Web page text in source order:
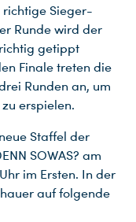
richtige Sieger-
Runde wird der
getippt
Finale treten die
Runden an, um
erspielen.
Staffel der
SOWAS? am
im Ersten. In der
auf folgende